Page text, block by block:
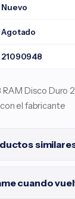
Nuevo
Agotado
21090948
Disco Duro
el fabricante
cuando